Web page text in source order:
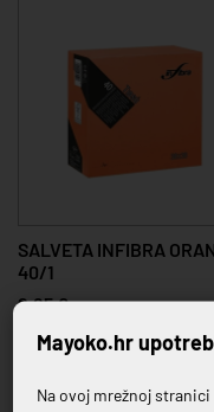
SALVETA INFIBRA
40/1
2,85 €
Mayoko.hr
Na ovoj mrežnoj